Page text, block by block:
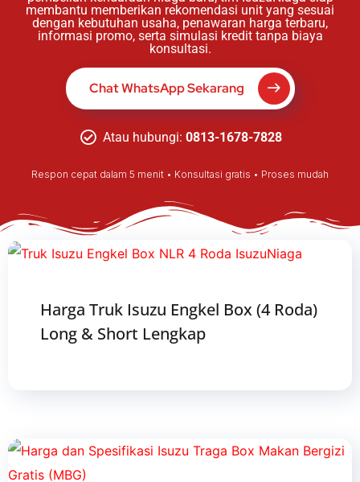
membantu memberikan rekomendasi unit yang sesuai
dengan kebutuhan usaha, penawaran harga terbaru,
informasi promo, serta simulasi kredit tanpa biaya
konsultasi.
Chat WhatsApp Sekarang
Atau hubungi: 0813-1678-7828
Respon cepat dalam 5 menit • Konsultasi gratis • Proses mudah
Harga Truk Isuzu Engkel Box (4 Roda)
Long & Short Lengkap